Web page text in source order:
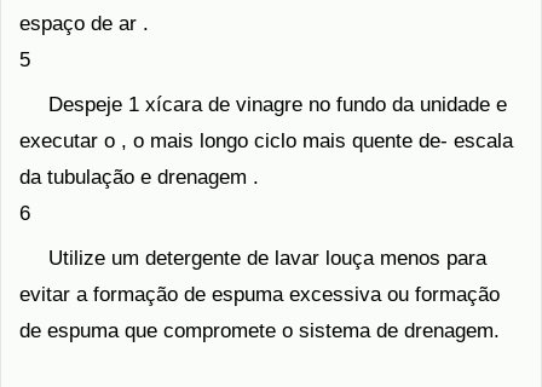
espaço de ar .
5
Despeje 1 xícara de vinagre no fundo da unidade e
executar o , o mais longo ciclo mais quente de- escala
da tubulação e drenagem .
6
Utilize um detergente de lavar louça menos para
evitar a formação de espuma excessiva ou formação
de espuma que compromete o sistema de drenagem.